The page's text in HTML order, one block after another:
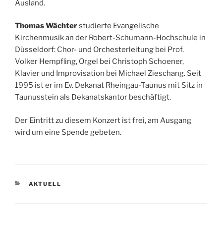
Ausland.
Thomas Wächterstudierte Evangelische
Kirchenmusik an der Robert-Schumann-Hochschule in
Düsseldorf: Chor- und Orchesterleitung bei Prof.
Volker Hempfling, Orgel bei Christoph Schoener,
Klavier und Improvisation bei Michael Zieschang. Seit
1995 ist er im Ev. Dekanat Rheingau-Taunus mit Sitz in
Taunusstein als Dekanatskantor beschäftigt.
Der Eintritt zu diesem Konzert ist frei, am Ausgang
wird um eine Spende gebeten.
KATEGORIEN
AKTUELL